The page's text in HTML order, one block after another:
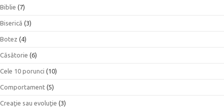
Biblie (7)
Biserică (3)
Botez (4)
Căsătorie (6)
Cele 10 porunci (10)
Comportament (5)
Creaţie sau evoluţie (3)